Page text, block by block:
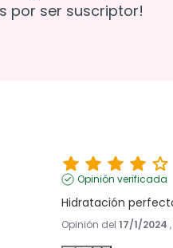
por ser suscriptor!
Opinión verificada
Hidratación
Opinión del 17/1/2024